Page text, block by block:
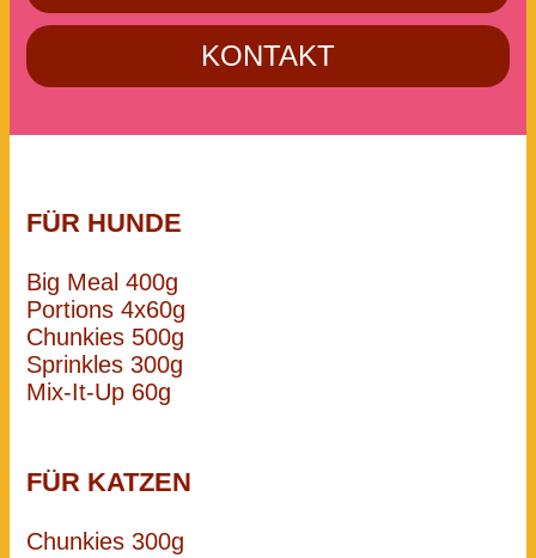
KONTAKT
FÜR HUNDE
Big Meal 400g
Portions 4x60g
Chunkies 500g
Sprinkles 300g
Mix-It-Up 60g
FÜR KATZEN
Chunkies 300g